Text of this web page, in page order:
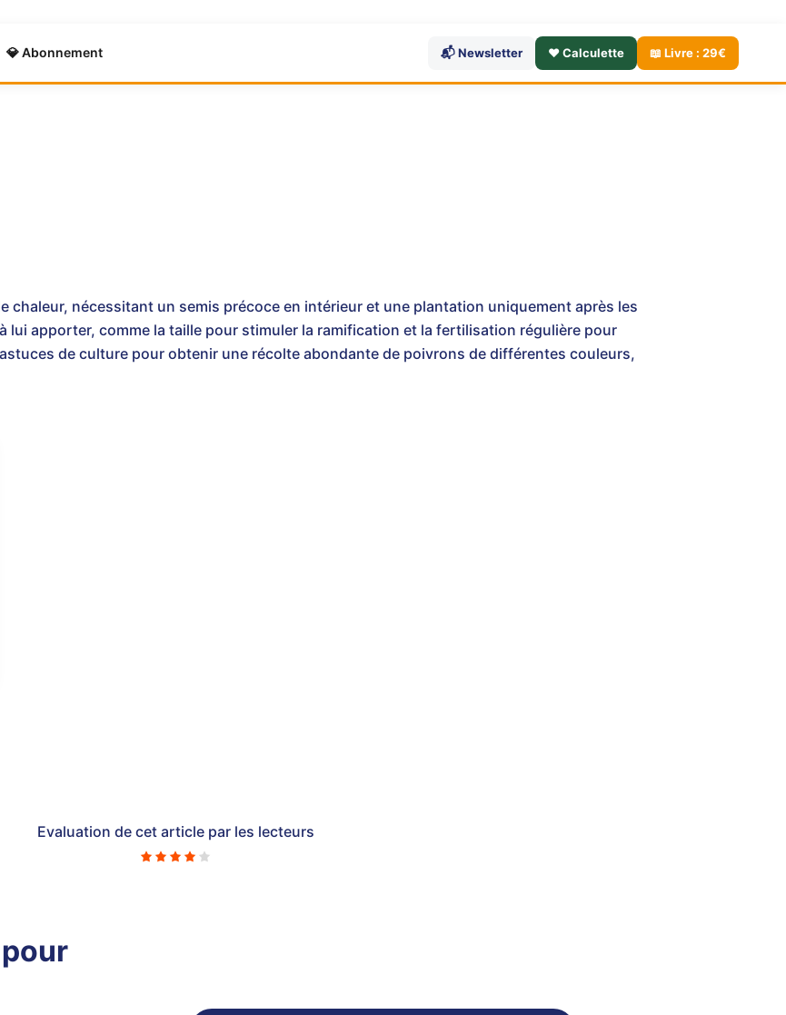
💎 Abonnement 📬 Newsletter ❤️ Calculette 📖 Livre : 29€
chaleur, nécessitant un semis précoce en intérieur et une plantation uniquement après les
lui apporter, comme la taille pour stimuler la ramification et la fertilisation régulière pour
de culture pour obtenir une récolte abondante de poivrons de différentes couleurs,
Evaluation de cet article par les lecteurs